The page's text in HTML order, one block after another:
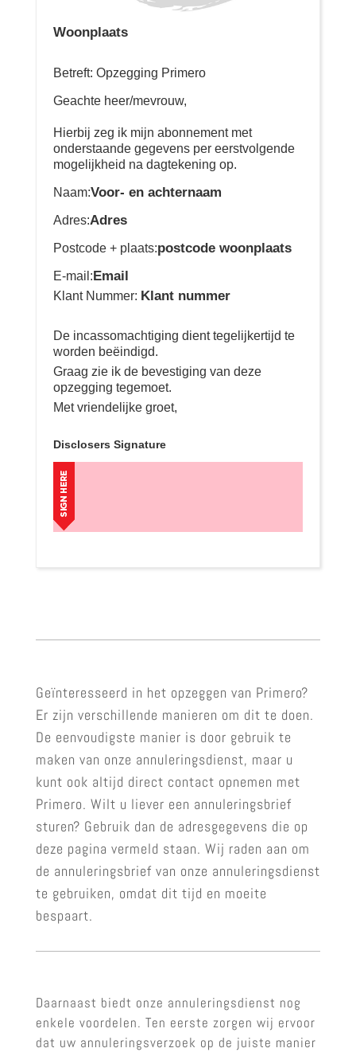
Woonplaats
Betreft: Opzegging Primero
Geachte heer/mevrouw,
Hierbij zeg ik mijn abonnement met
onderstaande gegevens per eerstvolgende
mogelijkheid na dagtekening op.
Naam:Voor- en achternaam
Adres:Adres
Postcode + plaats:postcode woonplaats
E-mail:Email
Klant Nummer: Klant nummer
De incassomachtiging dient tegelijkertijd te
worden beëindigd.
Graag zie ik de bevestiging van deze
opzegging tegemoet.
Met vriendelijke groet,
Disclosers Signature
Geïnteresseerd in het opzeggen van Primero?
Er zijn verschillende manieren om dit te doen.
De eenvoudigste manier is door gebruik te
maken van onze annuleringsdienst, maar u
kunt ook altijd direct contact opnemen met
Primero. Wilt u liever een annuleringsbrief
sturen? Gebruik dan de adresgegevens die op
deze pagina vermeld staan. Wij raden aan om
de annuleringsbrief van onze annuleringsdienst
te gebruiken, omdat dit tijd en moeite
bespaart.
Daarnaast biedt onze annuleringsdienst nog
enkele voordelen. Ten eerste zorgen wij ervoor
dat uw annuleringsverzoek op de juiste manier